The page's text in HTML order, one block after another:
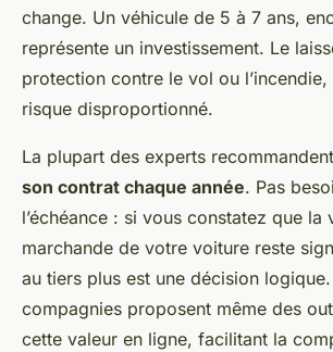
change. Un véhicule de 5 à 7 ans,
représente un investissement. Le
protection contre le vol ou l’incendie,
risque disproportionné.
La plupart des experts
son contrat chaque année. Pas
l’échéance : si vous constatez que la
marchande de votre voiture reste
au tiers plus est une décision
compagnies proposent même des
cette valeur en ligne, facilitant la